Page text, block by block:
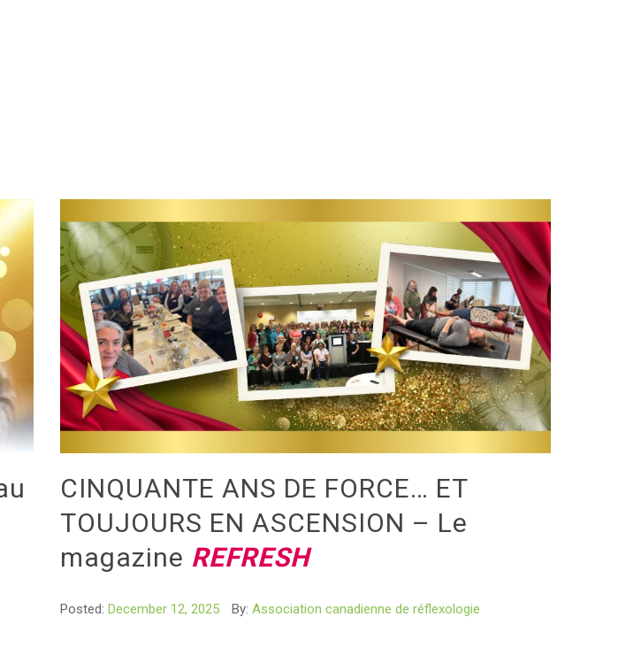
CINQUANTE ANS DE FORCE… ET
TOUJOURS EN ASCENSION – Le
magazine REFRESH
Posted: December 12, 2025 By: Association canadienne de réflexologie